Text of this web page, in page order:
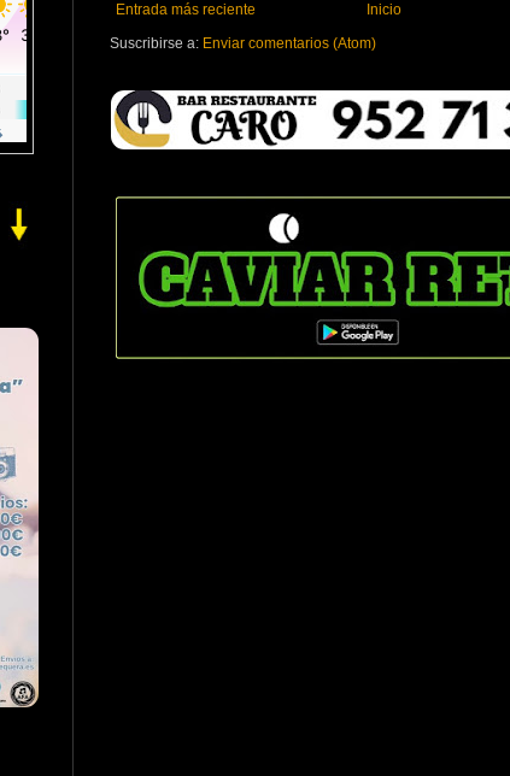
Entrada más reciente
Inicio
Suscribirse a: Enviar comentarios (Atom)